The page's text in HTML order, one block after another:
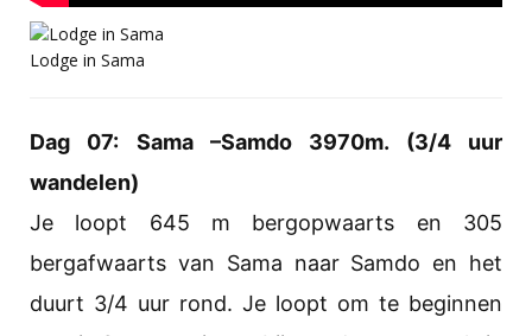
Lodge in Sama
Dag 07: Sama –Samdo 3970m. (3/4 uur
wandelen)
Je loopt 645 m bergopwaarts en 305
bergafwaarts van Sama naar Samdo en het
duurt 3/4 uur rond. Je loopt om te beginnen